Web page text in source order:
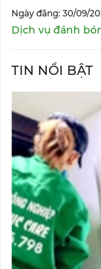
Ngày đăng: 30/09/
Dịch vụ đánh
TIN NỔI BẬT